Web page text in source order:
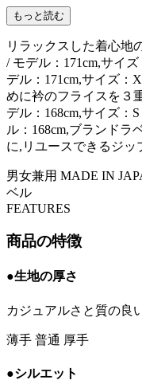
もっと読む
リラックスした着心地
/ モデル：171cm,サイ
デル：171cm,サイズ：
めに衿のフライスを３
デル：168cm,サイズ：
ル：168cm,ブランドラ
に,リユースできるジッ
男女兼用 MADE IN
ベル
FEATURES
商品の特徴
●生地の厚さ
カジュアルさと質の良
薄手 普通 厚手
●シルエット